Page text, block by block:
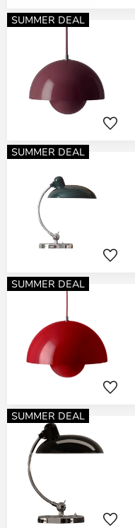
SUMMER DEAL
SUMMER DEAL
SUMMER DEAL
SUMMER DEAL